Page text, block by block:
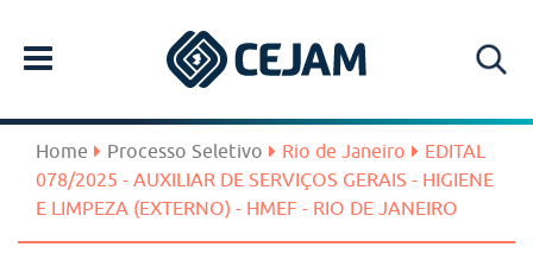
Home Processo Seletivo Rio de Janeiro
EDITAL
078/2025 - AUXILIAR DE SERVIÇOS GERAIS - HIGIENE
E LIMPEZA (EXTERNO) - HMEF - RIO DE JANEIRO